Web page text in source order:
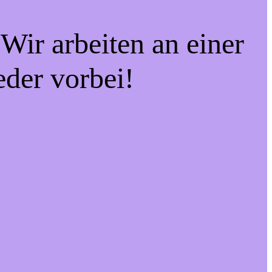
arbeiten an einer
vorbei!